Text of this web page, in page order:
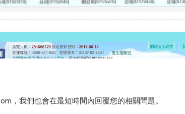
，我們也會在最短時間內回覆您的相關問題。